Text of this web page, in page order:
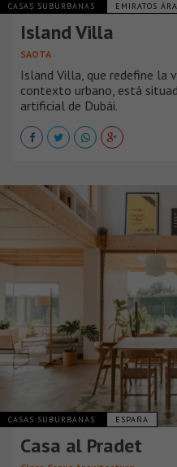
CASAS SUBURBANAS EMIRATOS
Island Villa
SAOTA
Island Villa, que redefine la
contexto urbano, está
artificial de Dubái.
CASAS SUBURBANAS ESPAÑA
Casa al Pradet